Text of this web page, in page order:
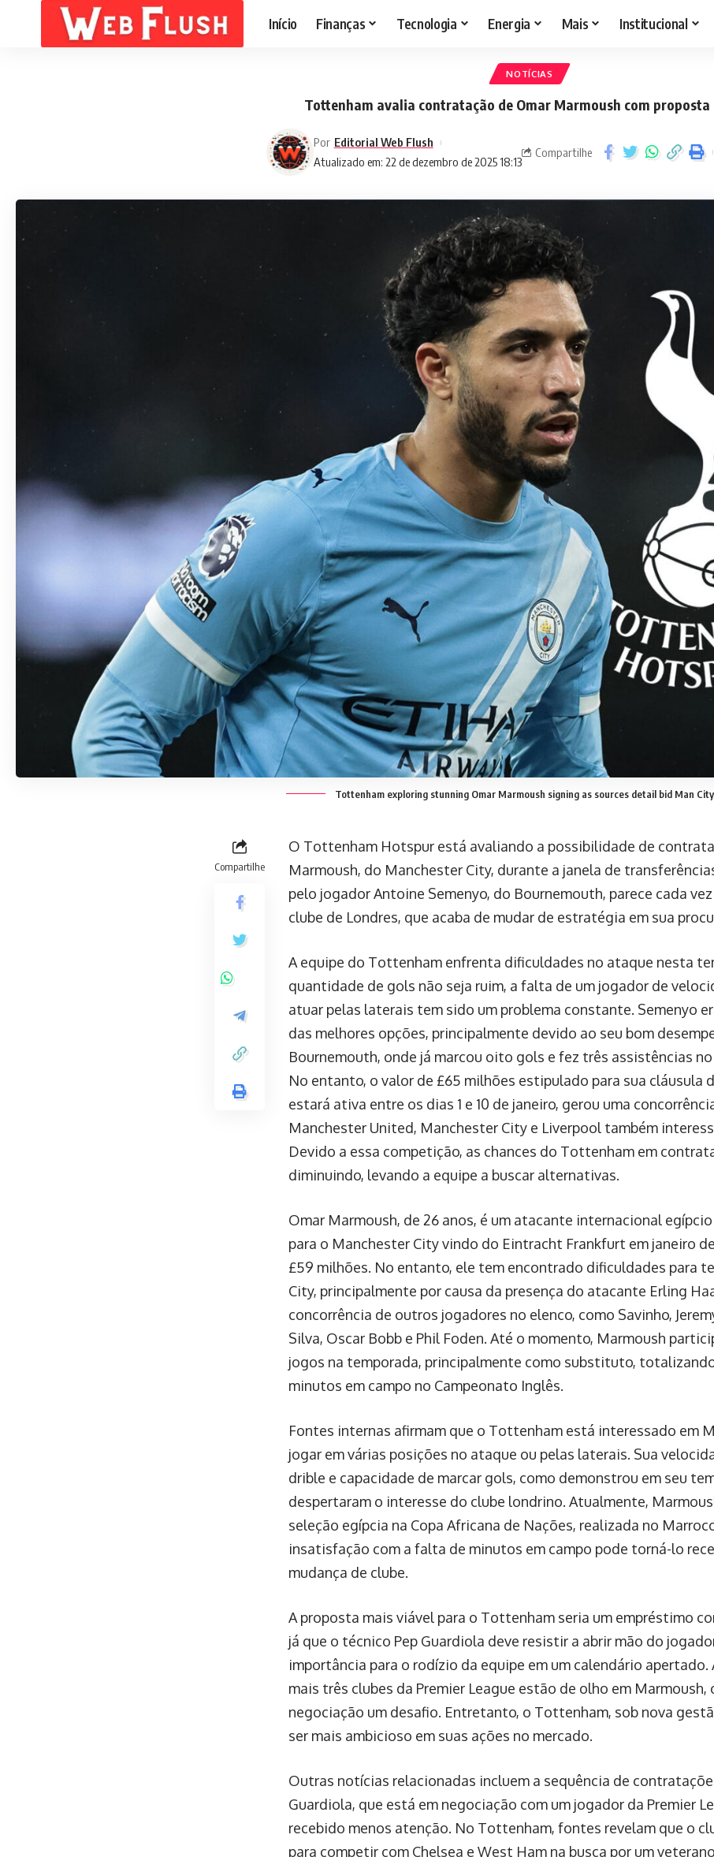
Início Finanças Tecnologia Energia Mais Institucional
NOTÍCIAS
Tottenham avalia contratação de Omar Marmoush com proposta
Atualizado em: 22 de dezembro de 2025 18:13
Por Editorial Web Flush
Compartilhe
Tottenham exploring stunning Omar Marmoush signing as sources detail bid Man
Compartilhe
O Tottenham Hotspur está avaliando a possibilidade de
Marmoush, do Manchester City, durante a janela de
pelo jogador Antoine Semenyo, do Bournemouth, parece cada
clube de Londres, que acaba de mudar de estratégia em sua
A equipe do Tottenham enfrenta dificuldades no ataque nesta
quantidade de gols não seja ruim, a falta de um jogador de
atuar pelas laterais tem sido um problema constante. Semenyo
das melhores opções, principalmente devido ao seu bom
Bournemouth, onde já marcou oito gols e fez três assistências
No entanto, o valor de £65 milhões estipulado para sua cláusula
estará ativa entre os dias 1 e 10 de janeiro, gerou uma
Manchester United, Manchester City e Liverpool também
Devido a essa competição, as chances do Tottenham em
diminuindo, levando a equipe a buscar alternativas.
Omar Marmoush, de 26 anos, é um atacante internacional
para o Manchester City vindo do Eintracht Frankfurt em janeiro
£59 milhões. No entanto, ele tem encontrado dificuldades para
City, principalmente por causa da presença do atacante Erling
concorrência de outros jogadores no elenco, como Savinho,
Silva, Oscar Bobb e Phil Foden. Até o momento, Marmoush
jogos na temporada, principalmente como substituto,
minutos em campo no Campeonato Inglês.
Fontes internas afirmam que o Tottenham está interessado em
jogar em várias posições no ataque ou pelas laterais. Sua
drible e capacidade de marcar gols, como demonstrou em seu
despertaram o interesse do clube londrino. Atualmente,
seleção egípcia na Copa Africana de Nações, realizada no
insatisfação com a falta de minutos em campo pode torná-lo
mudança de clube.
A proposta mais viável para o Tottenham seria um empréstimo
já que o técnico Pep Guardiola deve resistir a abrir mão do
importância para o rodízio da equipe em um calendário
mais três clubes da Premier League estão de olho em Marmoush,
negociação um desafio. Entretanto, o Tottenham, sob nova
ser mais ambicioso em suas ações no mercado.
Outras notícias relacionadas incluem a sequência de
Guardiola, que está em negociação com um jogador da Premier
recebido menos atenção. No Tottenham, fontes revelam que o
para competir com Chelsea e West Ham na busca por um